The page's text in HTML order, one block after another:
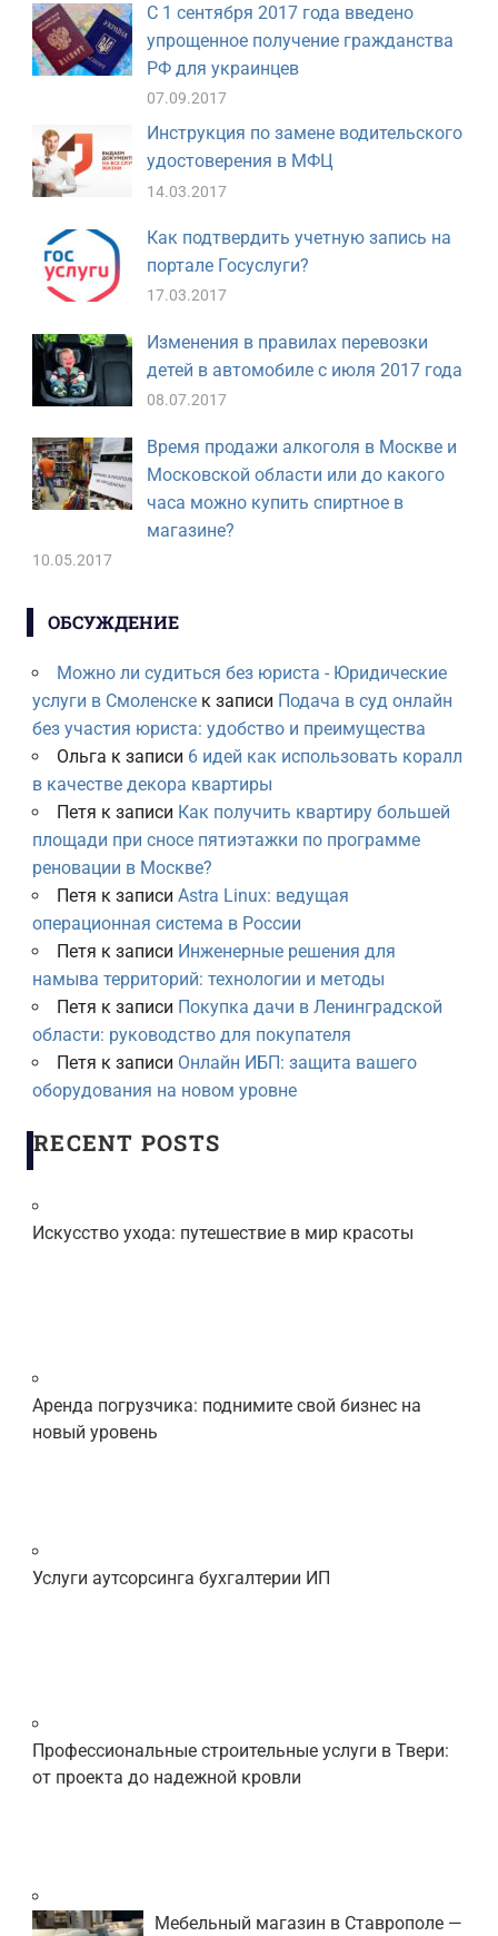
С 1 сентября 2017 года введено
упрощенное получение гражданства
РФ для украинцев
07.09.2017
Инструкция по замене водительского
удостоверения в МФЦ
14.03.2017
Как подтвердить учетную запись на
портале Госуслуги?
17.03.2017
Изменения в правилах перевозки
детей в автомобиле с июля 2017 года
08.07.2017
Время продажи алкоголя в Москве и
Московской области или до какого
часа можно купить спиртное в
магазине?
10.05.2017
ОБСУЖДЕНИЕ
Можно ли судиться без юриста - Юридические
услуги в Смоленскек записи Подача в суд онлайн
без участия юриста: удобство и преимущества
Ольга к записи 6 идей как использовать коралл
в качестве декора квартиры
Петя к записи Как получить квартиру большей
площади при сносе пятиэтажки по программе
реновации в Москве?
Петя к записи Astra Linux: ведущая
операционная система в России
Петя к записи Инженерные решения для
намыва территорий: технологии и методы
Петя к записи Покупка дачи в Ленинградской
области: руководство для покупателя
Петя к записи Онлайн ИБП: защита вашего
оборудования на новом уровне
RECENT POSTS
Искусство ухода: путешествие в мир красоты
Аренда погрузчика: поднимите свой бизнес на
новый уровень
Услуги аутсорсинга бухгалтерии ИП
Профессиональные строительные услуги в Твери:
от проекта до надежной кровли
Мебельный магазин в Ставрополе —